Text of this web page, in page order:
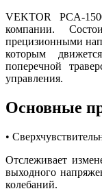
VEKTOR PCA-
компании.
прецизионными
которым
поперечной
управления.
Основные
•
Отслеживает
выходного
колебаний.